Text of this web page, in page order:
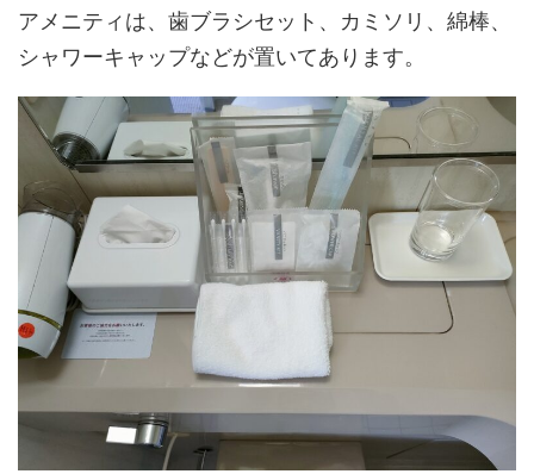
アメニティは、歯ブラシセット、カミソリ、綿棒、
シャワーキャップなどが置いてあります。